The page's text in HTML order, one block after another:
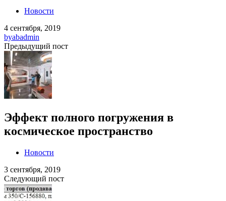
Новости
4 сентября, 2019
byabadmin
Предыдущий пост
Эффект полного погружения в
космическое пространство
Новости
3 сентября, 2019
Следующий пост